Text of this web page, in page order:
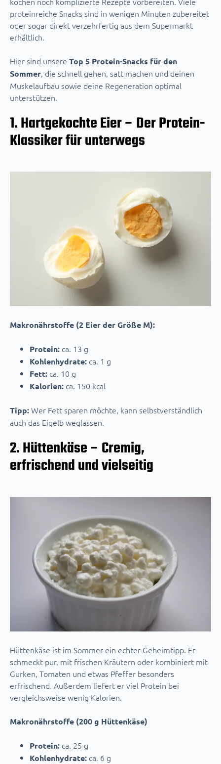
proteinreiche Snacks sind in wenigen Minuten zubereitet
oder sogar direkt verzehrfertig aus dem Supermarkt
erhältlich.
Hier sind unsere Top 5 Protein-Snacks für den
Sommer, die schnell gehen, satt machen und deinen
Muskelaufbau sowie deine Regeneration optimal
unterstützen.
1. Hartgekochte Eier – Der Protein-
Klassiker für unterwegs
Makronährstoffe (2 Eier der Größe M):
Protein: ca. 13 g
Kohlenhydrate: ca. 1 g
Fett: ca. 10 g
Kalorien: ca. 150 kcal
Tipp:Wer Fett sparen möchte, kann selbstverständlich
auch das Eigelb weglassen.
2. Hüttenkäse – Cremig,
erfrischend und vielseitig
Hüttenkäse ist im Sommer ein echter Geheimtipp. Er
schmeckt pur, mit frischen Kräutern oder kombiniert mit
Gurken, Tomaten und etwas Pfeffer besonders
erfrischend. Außerdem liefert er viel Protein bei
vergleichsweise wenig Kalorien.
Makronährstoffe (200 g Hüttenkäse)
Protein: ca. 25 g
Kohlenhydrate: ca. 6 g